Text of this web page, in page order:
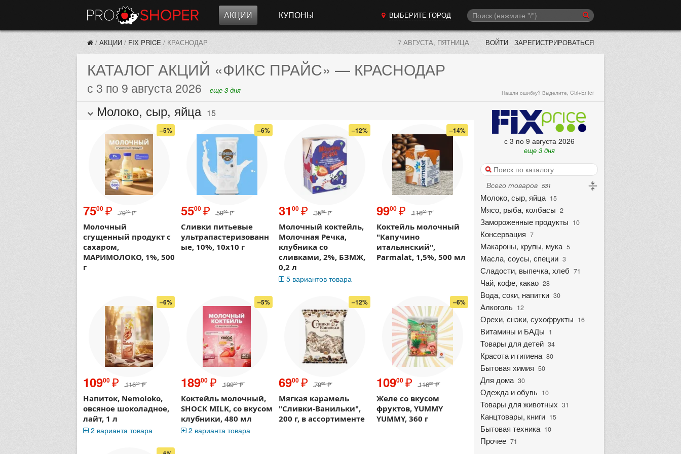
АКЦИИ КУПОНЫ ВЫБЕРИТЕ ГОРОД
/ АКЦИИ / FIX PRICE / КРАСНОДАР 7 АВГУСТА, ПЯТНИЦА ВОЙТИ ЗАРЕГИСТРИРОВАТЬСЯ
КАТАЛОГ АКЦИЙ «ФИКС ПРАЙС» — КРАСНОДАР
с 3 по 9 августа 2026 еще 3 дня Нашли ошибку? Выделите, Ctrl+Enter
с 3 по 9 августа 2026
еще 3 дня
Всего товаров 531
Молоко, сыр, яйца 15
Мясо, рыба, колбасы 2
Замороженные продукты 10
Консервация 7
Макароны, крупы, мука 5
Масла, соусы, специи 3
Сладости, выпечка, хлеб 71
Чай, кофе, какао 28
Вода, соки, напитки 30
Алкоголь 12
Орехи, снэки, сухофрукты 16
Витамины и БАДы 1
Товары для детей 34
Красота и гигиена 80
Бытовая химия 50
Для дома 30
Одежда и обувь 10
Товары для животных 31
Канцтовары, книги 15
Бытовая техника 10
Прочее 71
Молоко, сыр, яйца 15
–5%
7500 ₽ 7900 ₽
Молочный
сгущенный продукт с
сахаром,
МАРИМОЛОКО, 1%, 500
г
–6%
5500 ₽ 5900 ₽
Сливки питьевые
ультрапастеризованн
ые, 10%, 10х10 г
–12%
31 00 ₽ 3550 ₽
Молочный коктейль,
Молочная Речка,
клубника со
сливками, 2%, БЗМЖ,
0,2 л
5 вариантов товара
–14%
9900 ₽ 11600 ₽
Коктейль молочный
"Капучино
итальянский",
Parmalat, 1,5%, 500 мл
–6%
10900 ₽ 11600 ₽
Напиток, Nemoloko,
овсяное шоколадное,
лайт, 1 л
2 варианта товара
–5%
18900 ₽ 19900 ₽
Коктейль молочный,
SHOCK MILK, со вкусом
клубники, 480 мл
2 варианта товара
–12%
6900 ₽ 7900 ₽
Мягкая карамель
"Сливки-Ванильки",
200 г, в ассортименте
–6%
10900 ₽ 11600 ₽
Желе со вкусом
фруктов, YUMMY
YUMMY, 360 г